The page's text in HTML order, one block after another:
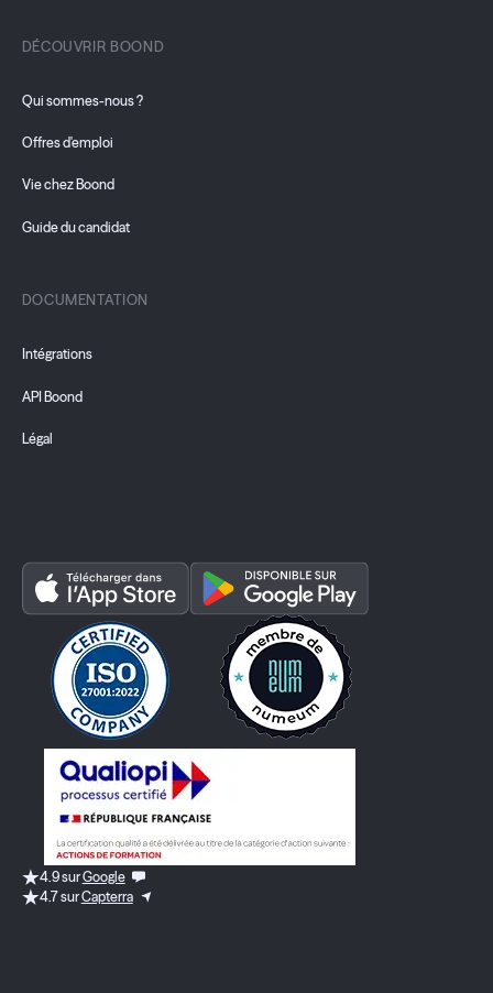
DÉCOUVRIR BOOND
Qui sommes-nous ?
Offres d'emploi
Vie chez Boond
Guide du candidat
DOCUMENTATION
Intégrations
API Boond
Légal
4.9 surGoogle
4.7 surCapterra